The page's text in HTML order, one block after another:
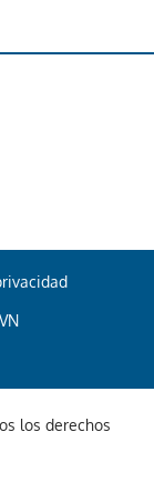
los derechos